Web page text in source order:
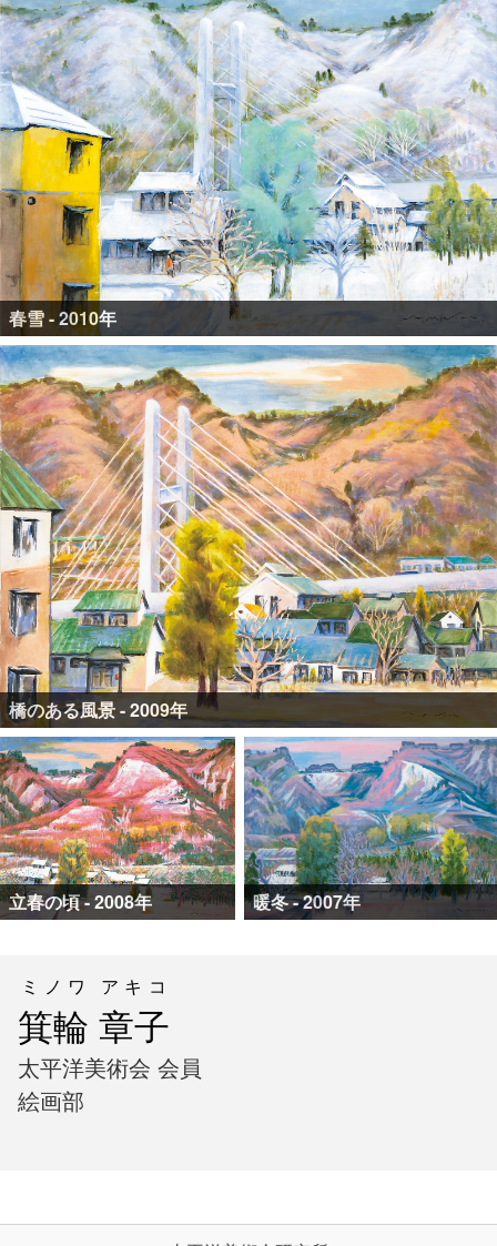
春雪 - 2010年
橋のある風景 - 2009年
立春の頃 - 2008年 暖冬 - 2007年
箕輪 章子
ミノワ アキコ
太平洋美術会 会員
絵画部